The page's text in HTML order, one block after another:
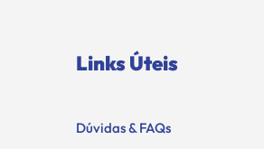
Links Úteis
Dúvidas & FAQs